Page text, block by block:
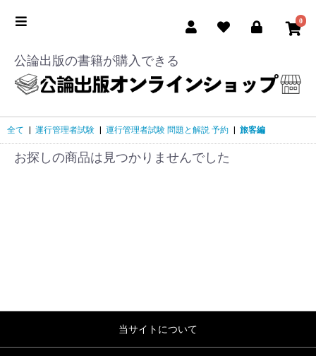
0
公論出版の書籍が購入できる
全て 運行管理者試験 運行管理者試験 問題と解説 予約 旅客編
お探しの商品は見つかりませんでした
当サイトについて